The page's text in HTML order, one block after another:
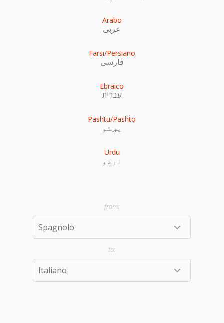
Arabo
عربى
Farsi/Persiano
فارسی
Ebraico
עִברִית
Pashtu/Pashto
پښتو
Urdu
اردو